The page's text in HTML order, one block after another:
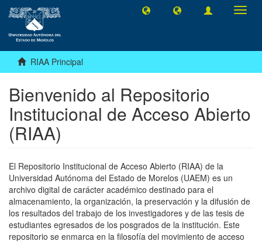
RIAA Principal
Bienvenido al Repositorio
Institucional de Acceso Abierto
(RIAA)
El Repositorio Institucional de Acceso Abierto (RIAA) de la
Universidad Autónoma del Estado de Morelos (UAEM) es un
archivo digital de carácter académico destinado para el
almacenamiento, la organización, la preservación y la difusión de
los resultados del trabajo de los investigadores y de las tesis de
estudiantes egresados de los posgrados de la institución. Este
repositorio se enmarca en la filosofía del movimiento de acceso